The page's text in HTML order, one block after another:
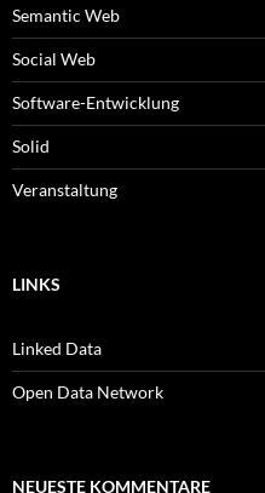
Semantic Web
Social Web
Software-Entwicklung
Solid
Veranstaltung
LINKS
Linked Data
Open Data Network
NEUESTE KOMMENTARE